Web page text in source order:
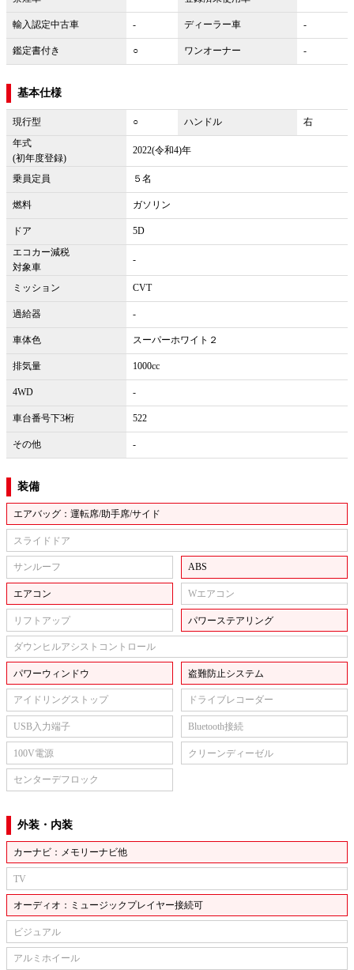
輸入認定中古車 - ディーラー車 -
鑑定書付き ○ ワンオーナー -
基本仕様
現行型 ○ ハンドル
右
年式
(初年度登録)
2022(令和4)年
乗員定員 ５名
燃料 ガソリン
ドア
5D
エコカー減税
対象車
-
ミッション CVT
過給器 -
車体色 スーパーホワイト２
排気量 1000cc
4WD -
車台番号下3桁 522
その他 -
装備
エアバッグ：運転席/助手席/サイド
スライドドア
サンルーフ ABS
エアコン Wエアコン
リフトアップ パワーステアリング
ダウンヒルアシストコントロール
パワーウィンドウ 盗難防止システム
アイドリングストップ ドライブレコーダー
USB入力端子 Bluetooth接続
100V電源 クリーンディーゼル
センターデフロック
外装・内装
カーナビ：メモリーナビ他
TV
オーディオ：ミュージックプレイヤー接続可
ビジュアル
アルミホイール